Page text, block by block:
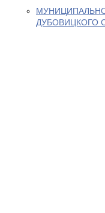
ДУБОВИЦКОГО